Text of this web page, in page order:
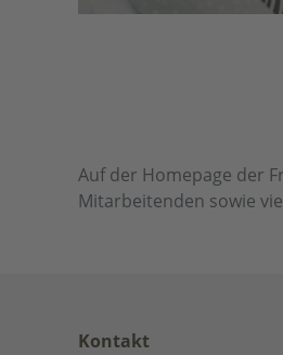
Auf der Homepage der
Mitarbeitenden sowie
Kontakt